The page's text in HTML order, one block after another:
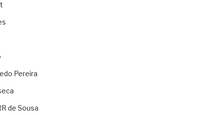
Pereira
de Sousa